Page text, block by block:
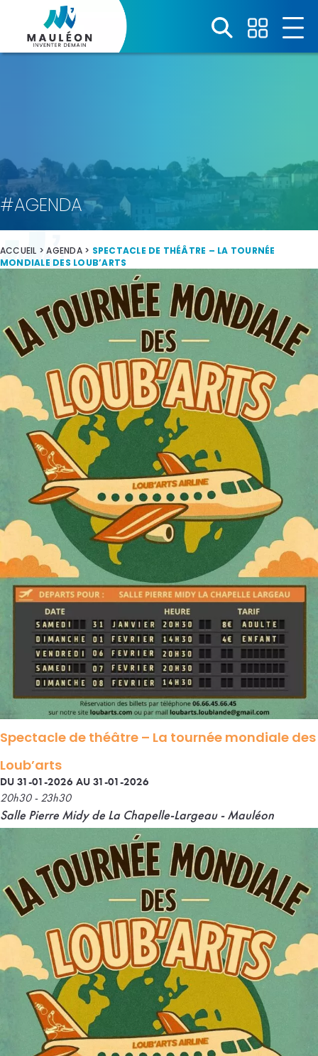
#AGENDA
ACCUEIL >AGENDA> SPECTACLE DE THÉÂTRE – LA TOURNÉE
MONDIALE DES LOUB’ARTS
Spectacle de théâtre – La tournée mondiale des
Loub’arts
DU 31-01-2026 AU 31-01-2026
20h30 - 23h30
Salle Pierre Midy de La Chapelle-Largeau - Mauléon
Panneau de gestion des cookies